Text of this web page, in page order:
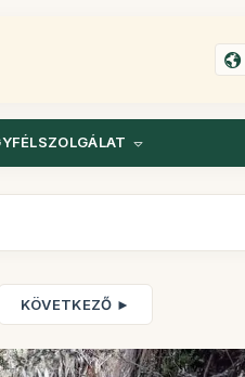
KÖVETKEZŐ ►